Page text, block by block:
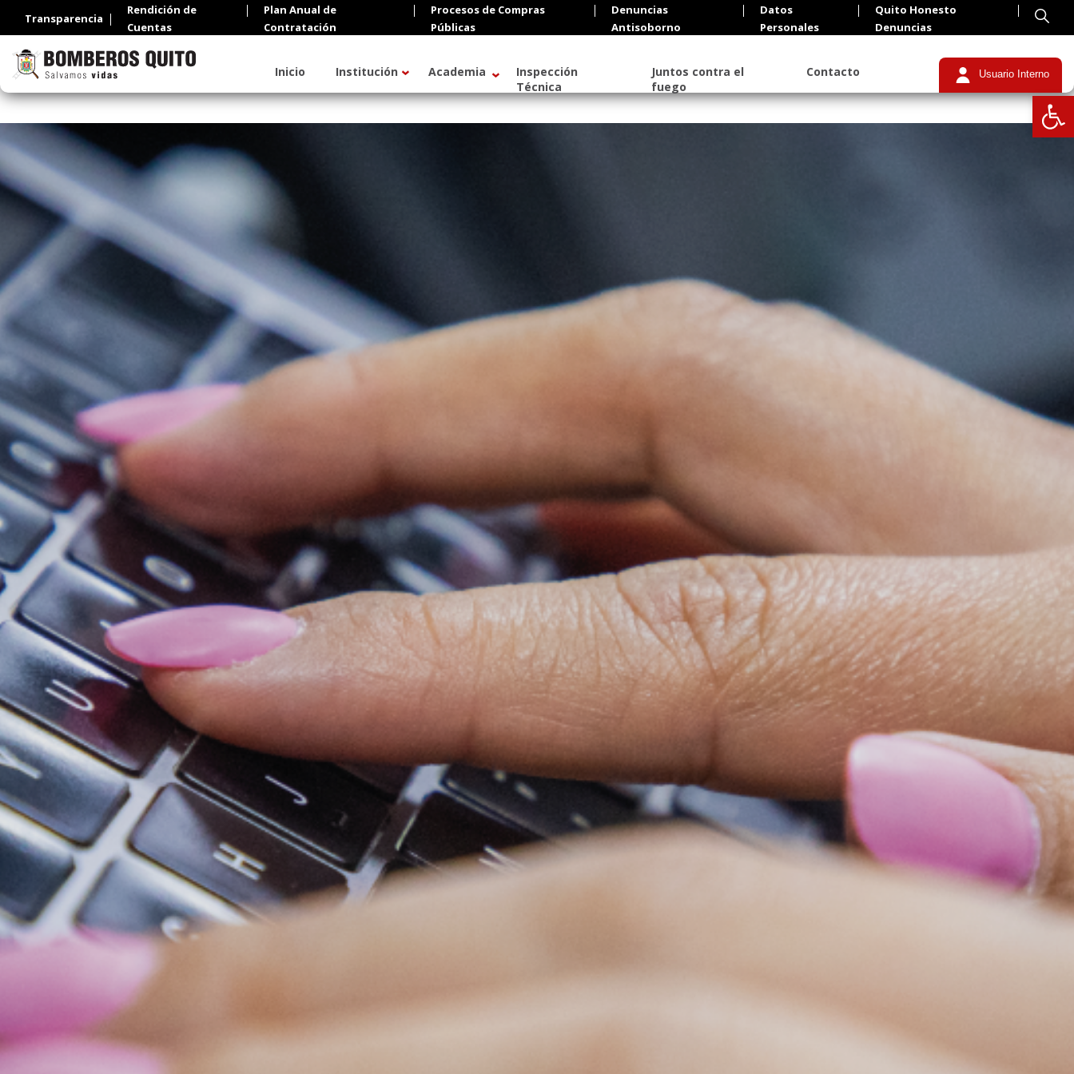
Transparencia
Rendición de
Cuentas
Plan Anual de
Contratación
Procesos de Compras
Públicas
Denuncias
Antisoborno
Datos
Personales
Quito Honesto
Denuncias
Inicio Institución Academia
Inspección
Técnica
Juntos contra el
fuego
Contacto Usuario Interno